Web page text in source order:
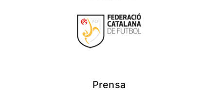
Prensa